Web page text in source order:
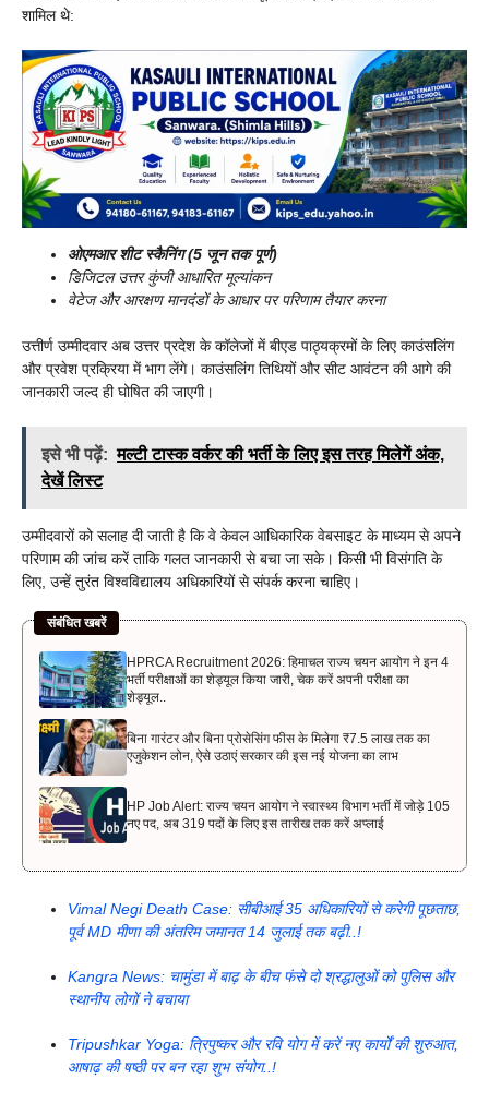
शामिल थे:
ओएमआर शीट स्कैनिंग (5 जून तक पूर्ण)
डिजिटल उत्तर कुंजी आधारित मूल्यांकन
वेटेज और आरक्षण मानदंडों के आधार पर परिणाम तैयार करना
उत्तीर्ण उम्मीदवार अब उत्तर प्रदेश के कॉलेजों में बीएड पाठ्यक्रमों के लिए काउंसलिंग
और प्रवेश प्रक्रिया में भाग लेंगे। काउंसलिंग तिथियों और सीट आवंटन की आगे की
जानकारी जल्द ही घोषित की जाएगी।
इसे भी पढ़ें: मल्टी टास्क वर्कर की भर्ती के लिए इस तरह मिलेगें अंक,
देखें लिस्ट
उम्मीदवारों को सलाह दी जाती है कि वे केवल आधिकारिक वेबसाइट के माध्यम से अपने
परिणाम की जांच करें ताकि गलत जानकारी से बचा जा सके। किसी भी विसंगति के
लिए, उन्हें तुरंत विश्वविद्यालय अधिकारियों से संपर्क करना चाहिए।
संबंधित खबरें
HPRCA Recruitment 2026: हिमाचल राज्य चयन आयोग ने इन 4
भर्ती परीक्षाओं का शेड्यूल किया जारी, चेक करें अपनी परीक्षा का
शेड्यूल..
बिना गारंटर और बिना प्रोसेसिंग फीस के मिलेगा ₹7.5 लाख तक का
एजुकेशन लोन, ऐसे उठाएं सरकार की इस नई योजना का लाभ
HP Job Alert: राज्य चयन आयोग ने स्वास्थ्य विभाग भर्ती में जोड़े 105
नए पद, अब 319 पदों के लिए इस तारीख तक करें अप्लाई
Vimal Negi Death Case: सीबीआई 35 अधिकारियों से करेगी पूछताछ,
पूर्व MD मीणा की अंतरिम जमानत 14 जुलाई तक बढ़ी..!
Kangra News: चामुंडा में बाढ़ के बीच फंसे दो श्रद्धालुओं को पुलिस और
स्थानीय लोगों ने बचाया
Tripushkar Yoga: त्रिपुष्कर और रवि योग में करें नए कार्यों की शुरुआत,
आषाढ़ की षष्ठी पर बन रहा शुभ संयोग..!